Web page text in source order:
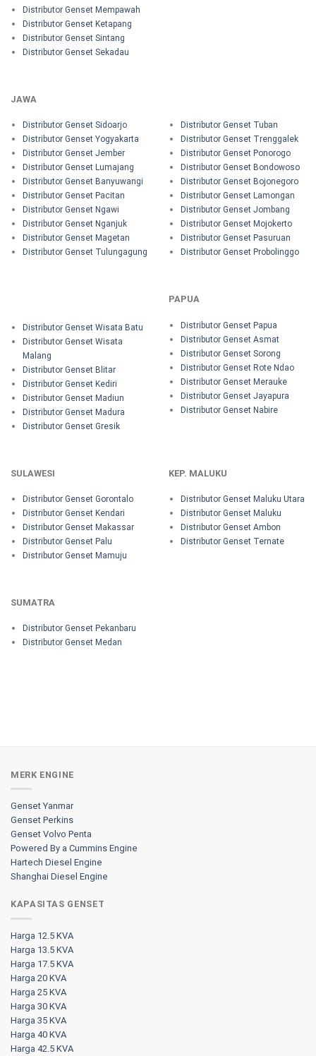
Distributor Genset Mempawah
Distributor Genset Ketapang
Distributor Genset Sintang
Distributor Genset Sekadau
JAWA
Distributor Genset Sidoarjo
Distributor Genset Yogyakarta
Distributor Genset Jember
Distributor Genset Lumajang
Distributor Genset Banyuwangi
Distributor Genset Pacitan
Distributor Genset Ngawi
Distributor Genset Nganjuk
Distributor Genset Magetan
Distributor Genset Tulungagung
Distributor Genset Tuban
Distributor Genset Trenggalek
Distributor Genset Ponorogo
Distributor Genset Bondowoso
Distributor Genset Bojonegoro
Distributor Genset Lamongan
Distributor Genset Jombang
Distributor Genset Mojokerto
Distributor Genset Pasuruan
Distributor Genset Probolinggo
Distributor Genset Wisata Batu
Distributor Genset Wisata
Malang
Distributor Genset Blitar
Distributor Genset Kediri
Distributor Genset Madiun
Distributor Genset Madura
Distributor Genset Gresik
PAPUA
Distributor Genset Papua
Distributor Genset Asmat
Distributor Genset Sorong
Distributor Genset Rote Ndao
Distributor Genset Merauke
Distributor Genset Jayapura
Distributor Genset Nabire
SULAWESI
Distributor Genset Gorontalo
Distributor Genset Kendari
Distributor Genset Makassar
Distributor Genset Palu
Distributor Genset Mamuju
KEP. MALUKU
Distributor Genset Maluku Utara
Distributor Genset Maluku
Distributor Genset Ambon
Distributor Genset Ternate
SUMATRA
Distributor Genset Pekanbaru
Distributor Genset Medan
MERK ENGINE
Genset Yanmar
Genset Perkins
Genset Volvo Penta
Powered By a Cummins Engine
Hartech Diesel Engine
Shanghai Diesel Engine
KAPASITAS GENSET
Harga 12.5 KVA
Harga 13.5 KVA
Harga 17.5 KVA
Harga 20 KVA
Harga 25 KVA
Harga 30 KVA
Harga 35 KVA
Harga 40 KVA
Harga 42.5 KVA